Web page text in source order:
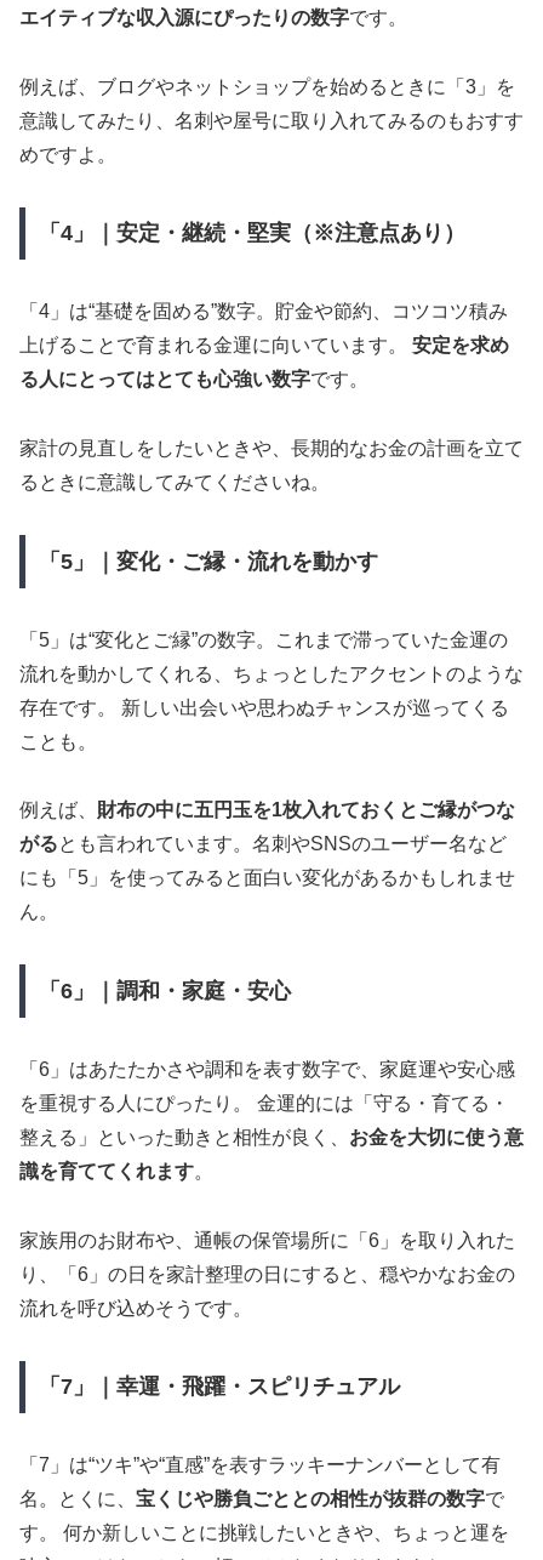
エイティブな収入源にぴったりの数字です。
例えば、ブログやネットショップを始めるときに「3」を
意識してみたり、名刺や屋号に取り入れてみるのもおすす
めですよ。
「4」｜安定・継続・堅実（※注意点あり）
「4」は“基礎を固める”数字。貯金や節約、コツコツ積み
上げることで育まれる金運に向いています。 安定を求め
る人にとってはとても心強い数字です。
家計の見直しをしたいときや、長期的なお金の計画を立て
るときに意識してみてくださいね。
「5」｜変化・ご縁・流れを動かす
「5」は“変化とご縁”の数字。これまで滞っていた金運の
流れを動かしてくれる、ちょっとしたアクセントのような
存在です。 新しい出会いや思わぬチャンスが巡ってくる
ことも。
例えば、 財布の中に五円玉を1枚入れておくとご縁がつな
がるとも言われています。名刺やSNSのユーザー名など
にも「5」を使ってみると面白い変化があるかもしれませ
ん。
「6」｜調和・家庭・安心
「6」はあたたかさや調和を表す数字で、家庭運や安心感
を重視する人にぴったり。 金運的には「守る・育てる・
整える」といった動きと相性が良く、 お金を大切に使う意
識を育ててくれます。
家族用のお財布や、通帳の保管場所に「6」を取り入れた
り、「6」の日を家計整理の日にすると、穏やかなお金の
流れを呼び込めそうです。
「7」｜幸運・飛躍・スピリチュアル
「7」は“ツキ”や“直感”を表すラッキーナンバーとして有
名。とくに、 宝くじや勝負ごととの相性が抜群の数字で
す。 何か新しいことに挑戦したいときや、ちょっと運を